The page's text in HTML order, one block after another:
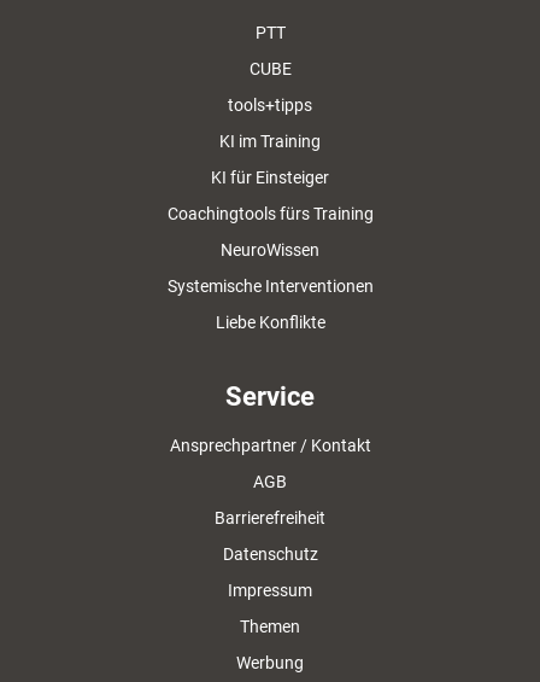
PTT
CUBE
tools+tipps
KI im Training
KI für Einsteiger
Coachingtools fürs Training
NeuroWissen
Systemische Interventionen
Liebe Konflikte
Service
Ansprechpartner / Kontakt
AGB
Barrierefreiheit
Datenschutz
Impressum
Themen
Werbung